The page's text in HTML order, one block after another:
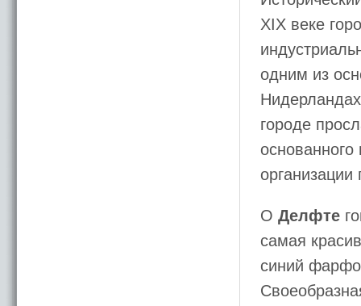
XIX веке
одним из
городе
О Делфте
самая
синий